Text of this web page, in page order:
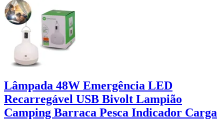
Lâmpada 48W Emergência LED
Recarregável USB Bivolt Lampião
Camping Barraca Pesca Indicador Carga